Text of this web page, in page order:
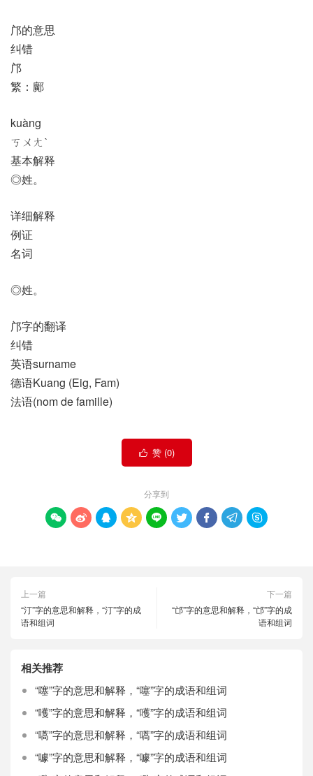
邝的意思
纠错
邝
繁：鄺
kuàng
ㄎㄨㄤˋ
基本解释
◎姓。
详细解释
例证
名词
◎姓。
邝字的翻译
纠错
英语surname
德语Kuang (Eig, Fam)
法语(nom de famille)​
 赞 (0)
分享到
        
上一篇
“汀”字的意思和解释，“汀”字的成
语和组词
下一篇
“邙”字的意思和解释，“邙”字的成
语和组词
相关推荐
“噻”字的意思和解释，“噻”字的成语和组词
“嚄”字的意思和解释，“嚄”字的成语和组词
“嚆”字的意思和解释，“嚆”字的成语和组词
“噱”字的意思和解释，“噱”字的成语和组词